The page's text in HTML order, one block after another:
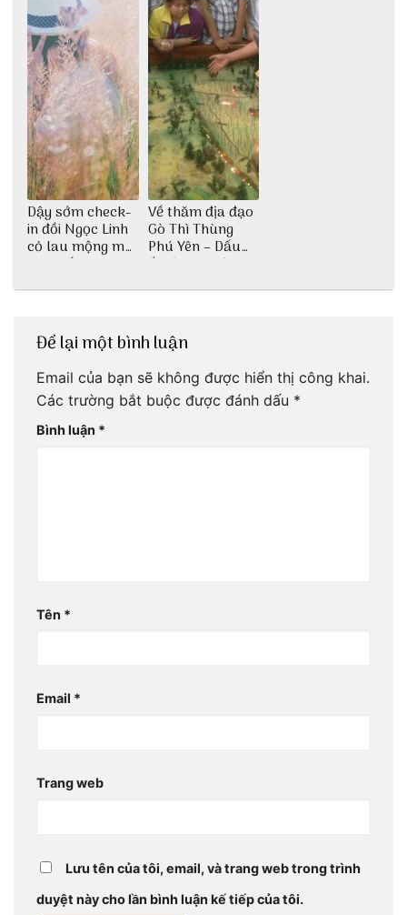
Dậy sớm check-
in đồi Ngọc Linh
cỏ lau mộng mơ
tại Huế nè bạn
Về thăm địa đạo
Gò Thì Thùng
Phú Yên – Dấu
ấn lịch sử còn
Để lại một bình luận
Email của bạn sẽ không được hiển thị công khai.
Các trường bắt buộc được đánh dấu *
Bình luận *
Tên *
Email *
Trang web
Lưu tên của tôi, email, và trang web trong trình
duyệt này cho lần bình luận kế tiếp của tôi.